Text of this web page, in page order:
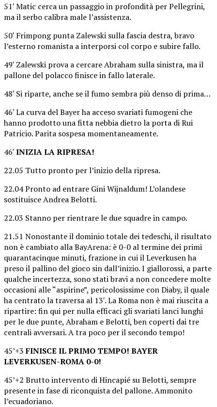
51′ Matic cerca un passaggio in profondità per Pellegrini,
ma il serbo calibra male l’assistenza.
50′ Frimpong punta Zalewski sulla fascia destra, bravo
l’esterno romanista a interporsi col corpo e subire fallo.
49′ Zalewski prova a cercare Abraham sulla sinistra, ma il
pallone del polacco finisce in fallo laterale.
48′ Si riparte, anche se il fumo sembra più denso di prima…
46′ La curva del Bayer ha acceso svariati fumogeni che
hanno prodotto una fitta nebbia dietro la porta di Rui
Patricio. Parita sospesa momentaneamente.
46′INIZIA LA RIPRESA!
22.05 Tutto pronto per l’inizio della ripresa.
22.04 Pronto ad entrare Gini Wijnaldum! L’olandese
sostituisce Andrea Belotti.
22.03 Stanno per rientrare le due squadre in campo.
21.51 Nonostante il dominio totale dei tedeschi, il risultato
non è cambiato alla BayArena: è 0-0 al termine dei primi
quarantacinque minuti, frazione in cui il Leverkusen ha
preso il pallino del gioco sin dall’inizio. I giallorossi, a parte
qualche incertezza, sono stati bravi a non concedere molte
occasioni alle “aspirine”, pericolosissime con Diaby, il quale
ha centrato la traversa al 13′. La Roma non è mai riuscita a
ripartire: fin qui per nulla efficaci gli svariati lanci lunghi
per le due punte, Abraham e Belotti, ben coperti dai tre
centrali avversari. A tra poco per il secondo tempo!
45’+3FINISCE IL PRIMO TEMPO! BAYER
LEVERKUSEN-ROMA 0-0!
45’+2 Brutto intervento di Hincapié su Belotti, sempre
presente in fase di riconquista del pallone. Ammonito
l’ecuadoriano.